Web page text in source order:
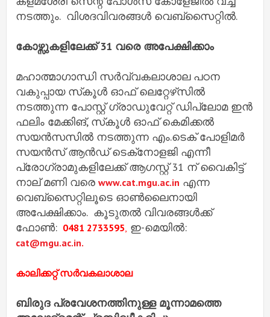
നടത്തും. വിശദവിവരങ്ങൾ വെബ്‌സൈറ്റിൽ.
കോഴ്സുകളിലേക്ക് 31 വരെ അപേക്ഷിക്കാം
മഹാത്മാഗാന്ധി സർവ്വകലാശാല പഠന
വകുപ്പായ സ്‌കൂൾ ഓഫ് ലെറ്റേഴ്‌സിൽ
നടത്തുന്ന പോസ്റ്റ് ഗ്രാഡുവേറ്റ് ഡിപ്ലോമ ഇൻ
ഫലിം മേക്കിങ്, സ്‌കൂൾ ഓഫ് കെമിക്കൽ
സയൻസസിൽ നടത്തുന്ന എം.ടെക് പോളിമർ
സയൻസ് ആൻഡ് ടെക്‌നോളജി എന്നീ
പ്രോഗ്രാമുകളിലേക്ക് ആഗസ്റ്റ് 31 ന് വൈകിട്ട്
നാല് മണി വരെ www.cat.mgu.ac.in എന്ന
വെബ്‌സൈറ്റിലൂടെ ഓൺലൈനായി
അപേക്ഷിക്കാം. കൂടുതൽ വിവരങ്ങൾക്ക്
ഫോൺ: 0481 2733595 ഇ-മെയിൽ:
cat@mgu.ac.in.
കാലിക്കറ്റ് സർവകലാശാല
ബിരുദ പ്രവേശനത്തിനുള്ള മൂന്നാമത്തെ